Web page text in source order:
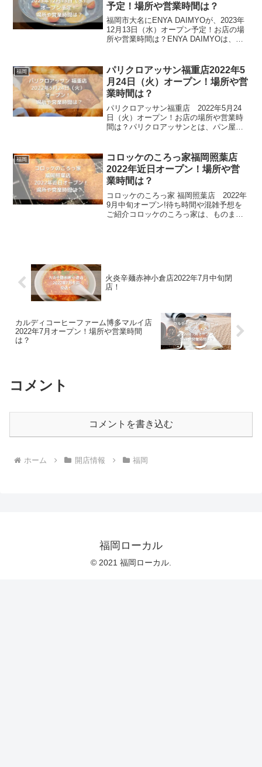
予定！場所や営業時間は？
福岡市大名にENYA DAIMYOが、2023年
12月13日（水）オープン予定！お店の場
所や営業時間は？ENYA DAIMYOは、大
上げたメニューが並びます。定番メニ
ュ...
福岡
パリクロアッサン福重店2022年5
月24日（火）オープン！場所や営
業時間は？
パリクロアッサン福重店 2022年5月24
日（火）オープン！お店の場所や営業時
間は？パリクロアッサンとは、パン屋で
のお店です。全国に600店舗以上展開して
いて、ショッピ...
福岡
コロッケのころっ家福岡照葉店
2022年近日オープン！場所や営
業時間は？
コロッケのころっ家 福岡照葉店 2022年
9月中旬オープン!待ち時間や混雑予想を
ご紹介コロッケのころっ家は、ものまね
火炎辛麺赤神小倉店2022年7月中旬閉
店！
カルディコーヒーファーム博多マルイ店
2022年7月オープン！場所や営業時間
は？
コメント
コメントを書き込む
ホーム 開店情報 福岡
福岡ローカル
© 2021 福岡ローカル.